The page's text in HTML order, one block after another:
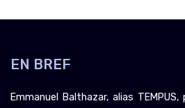
EN BREF
Emmanuel Balthazar, alias